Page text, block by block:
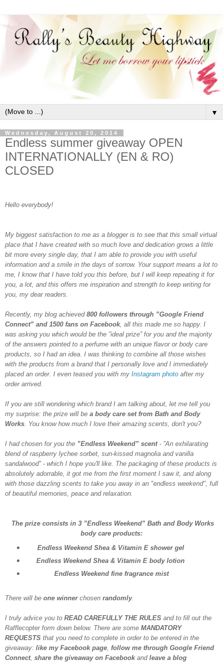
▼
Wednesday, August 20, 2014
Endless summer giveaway OPEN
INTERNATIONALLY (EN & RO)
CLOSED
Hello everybody!
My biggest satisfaction to me as a blogger is to see that this small virtual
place that I have created with so much love and dedication grows a little
bit more every single day, that I am able to provide you with useful
information and a smile in the days of sorrow. Your support means a lot to
me, I know that I have told you this before, but I will keep repeating it for
you, a lot, and this offers me inspiration and strength to keep writing for
you, my dear readers.
Recently, my blog achieved800 followers through ”Google Friend
Connect” and 1500 fans on Facebook, all this made me so happy. I
was asking you which would be the ”ideal prize” for you and the majority
of the answers pointed to a perfume with an unique flavor or body care
products, so I had an idea. I was thinking to combine all those wishes
with the products from a brand that I personally love and I immediately
placed an order. I even teased you with my Instagram photo after my
order arrived.
If you are still wondering which brand I am talking about, let me tell you
my surprise: the prize will be a body care set from Bath and Body
Works You know how much I love their amazing scents, don't you?
I had chosen for you the ”Endless Weekend” scent - ”An exhilarating
blend of raspberry lychee sorbet, sun-kissed magnolia and vanilla
sandalwood” - which I hope you'll like. The packaging of these products is
absolutely adorrable, it got me from the first moment I saw it, and along
with those dazzling scents to take you away in an "endless weekend", full
of beautiful memories, peace and relaxation.
The prize consists in 3 ”Endless Weekend” Bath and Body Works
body care products:
Endless Weekend Shea & Vitamin E shower gel
Endless Weekend Shea & Vitamin E body lotion
Endless Weekend fine fragrance mist
There will be one winnerchosen randomly.
I truly advice you to READ CAREFULLY THE RULES and to fill out the
Rafflecopter form down below. There are some MANDATORY
REQUESTS that you need to complete in order to be entered in the
giveaway: like my Facebook page follow me through Google Friend
Connect, share the giveaway on Facebookand leave a blog